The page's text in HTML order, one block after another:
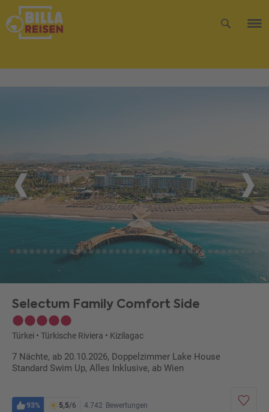
Selectum Family Comfort Side
Türkei • Türkische Riviera • Kizilagac
7 Nächte, ab 20.10.2026, Doppelzimmer Lake House
Standard Swim Up, Alles Inklusive, ab Wien
93% 5,5/6 4.742 Bewertungen